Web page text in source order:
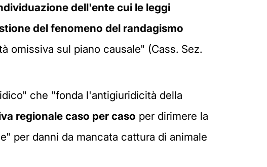
dell'ente cui le leggi
del fenomeno del randagismo
omissiva sul piano causale" (Cass. Sez.
che "fonda l'antigiuridicità della
regionale caso per caso per dirimere la
per danni da mancata cattura di animale